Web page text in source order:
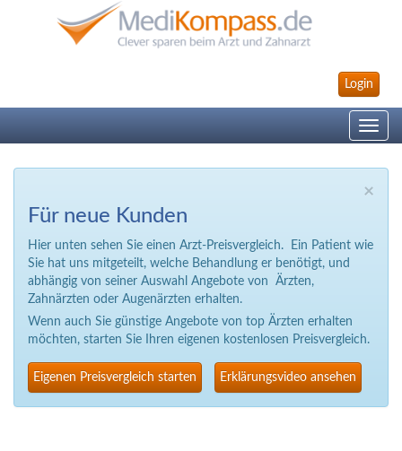
Login
Toggle
×
Für neue Kunden
Hier unten sehen Sie einen Arzt-Preisvergleich. Ein Patient wie
Sie hat uns mitgeteilt, welche Behandlung er benötigt, und
abhängig von seiner Auswahl Angebote von Ärzten,
Zahnärzten oder Augenärzten erhalten.
Wenn auch Sie günstige Angebote von top Ärzten erhalten
möchten, starten Sie Ihren eigenen kostenlosen Preisvergleich.
Eigenen Preisvergleich starten Erklärungsvideo ansehen